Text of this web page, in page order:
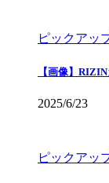
ピックアッ
【画像】
2025/6/23
ピックアッ